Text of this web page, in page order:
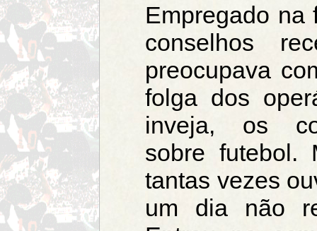
Empregado na
conselhos
preocupava
folga dos
inveja, os
sobre futebol.
tantas vezes
um dia não